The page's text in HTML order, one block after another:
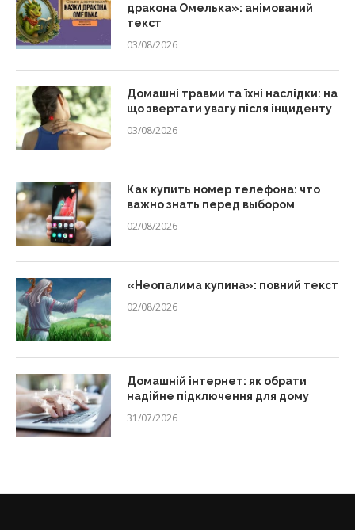
дракона Омелька»: анімований
текст
03/08/2026
Домашні травми та їхні наслідки: на
що звертати увагу після інциденту
03/08/2026
Как купить номер телефона: что
важно знать перед выбором
02/08/2026
«Неопалима купина»: повний текст
02/08/2026
Домашній інтернет: як обрати
надійне підключення для дому
31/07/2026